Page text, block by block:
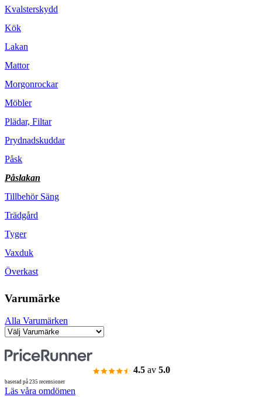
Kvalsterskydd
Kök
Lakan
Mattor
Morgonrockar
Möbler
Plädar, Filtar
Prydnadskuddar
Påsk
Påslakan
Tillbehör Säng
Trädgård
Tyger
Vaxduk
Överkast
Varumärke
Alla Varumärken
4.5 av 5.0
baserad på 235 recensioner
Läs våra omdömen